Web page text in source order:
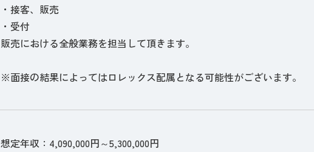
・接客、販売
・受付
販売における全般業務を担当して頂きます。
※面接の結果によってはロレックス配属となる可能性がございます。
想定年収：4,090,000円～5,300,000円